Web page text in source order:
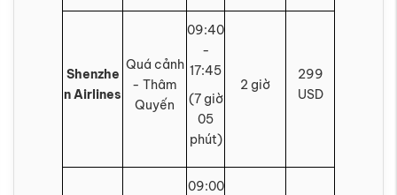
Shenzhe
n Airlines
Quá cảnh
- Thâm
Quyến
09:40
-
17:45
(7 giờ
05
phút)
2 giờ
299
USD
09:00